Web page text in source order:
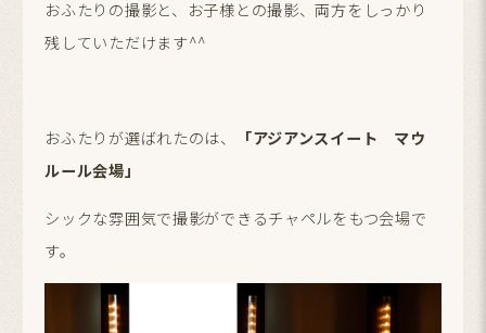
おふたりの撮影と、お子様との撮影、両方をしっかり
残していただけます^^
おふたりが選ばれたのは、
「アジアンスイート マウ
ルール会場」
シックな雰囲気で撮影ができるチャペルをもつ会場で
す。